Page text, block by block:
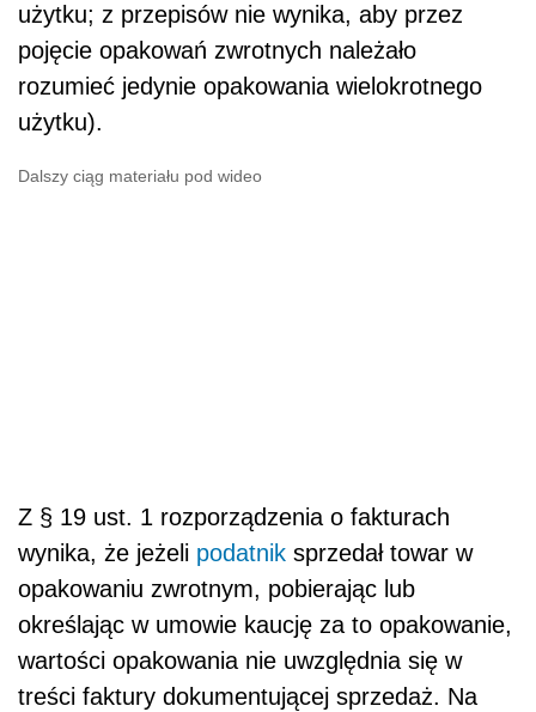
użytku; z przepisów nie wynika, aby przez
pojęcie opakowań zwrotnych należało
rozumieć jedynie opakowania wielokrotnego
użytku).
Dalszy ciąg materiału pod wideo
Z § 19 ust. 1 rozporządzenia o fakturach
wynika, że jeżeli podatnik sprzedał towar w
opakowaniu zwrotnym, pobierając lub
określając w umowie kaucję za to opakowanie,
wartości opakowania nie uwzględnia się w
treści faktury dokumentującej sprzedaż. Na